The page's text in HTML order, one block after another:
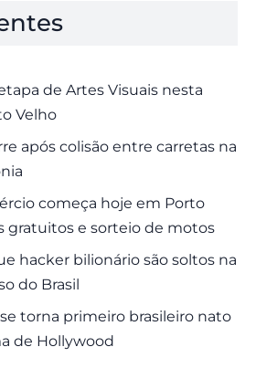
de Artes Visuais nesta
Velho
após colisão entre carretas na
começa hoje em Porto
gratuitos e sorteio de motos
hacker bilionário são soltos na
do Brasil
torna primeiro brasileiro nato
de Hollywood